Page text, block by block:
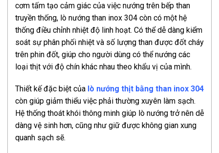
cơm tấm tạo cảm giác của việc nướng trên bếp than
truyền thống, lò nướng than inox 304 còn có một hệ
thống điều chỉnh nhiệt độ linh hoạt. Có thể dễ dàng kiểm
soát sự phân phối nhiệt và số lượng than được đốt cháy
trên phin đốt, giúp cho người dùng có thể nướng các
loại thịt với độ chín khác nhau theo khẩu vị của mình.
Thiết kế đặc biệt của lò nướng thịt bằng than inox 304
còn giúp giảm thiểu việc phải thường xuyên làm sạch.
Hệ thống thoát khói thông minh giúp lò nướng trở nên dễ
dàng vệ sinh hơn, cũng như giữ được không gian xung
quanh sạch sẽ.